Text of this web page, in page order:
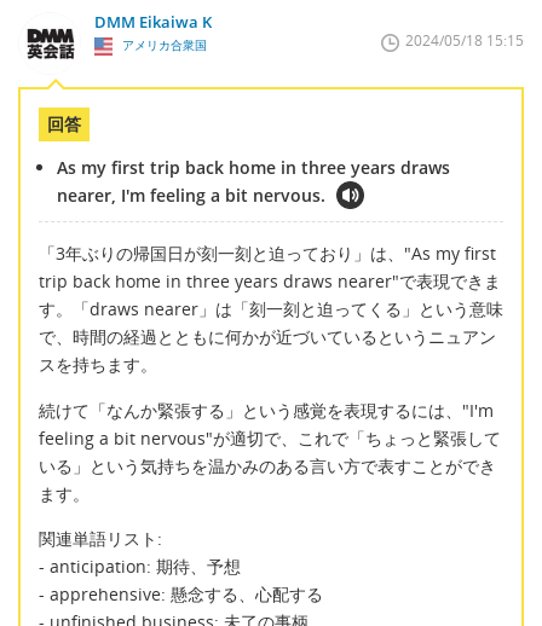
DMM Eikaiwa K
アメリカ合衆国 2024/05/18 15:15
回答
As my first trip back home in three years draws
nearer, I'm feeling a bit nervous.
「3年ぶりの帰国日が刻一刻と迫っており」は、"As my first
trip back home in three years draws nearer"で表現できま
す。「draws nearer」は「刻一刻と迫ってくる」という意味
で、時間の経過とともに何かが近づいているというニュアン
スを持ちます。
続けて「なんか緊張する」という感覚を表現するには、"I'm
feeling a bit nervous"が適切で、これで「ちょっと緊張して
いる」という気持ちを温かみのある言い方で表すことができ
ます。
関連単語リスト:
- anticipation: 期待、予想
- apprehensive: 懸念する、心配する